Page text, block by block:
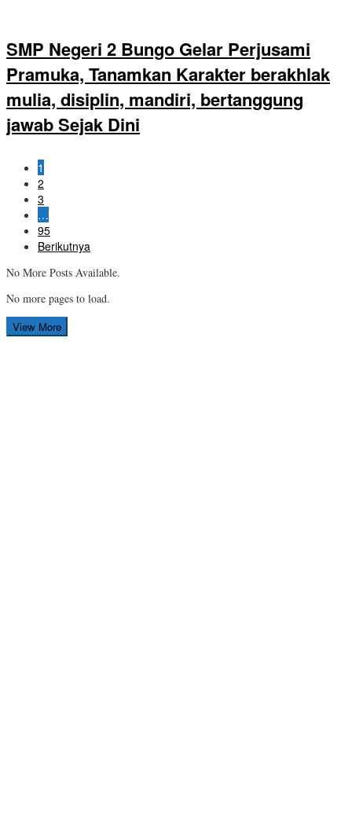
SMP Negeri 2 Bungo Gelar Perjusami
Pramuka, Tanamkan Karakter berakhlak
mulia, disiplin, mandiri, bertanggung
jawab Sejak Dini
1
2
3
…
95
Berikutnya
No More Posts Available.
No more pages to load.
View More